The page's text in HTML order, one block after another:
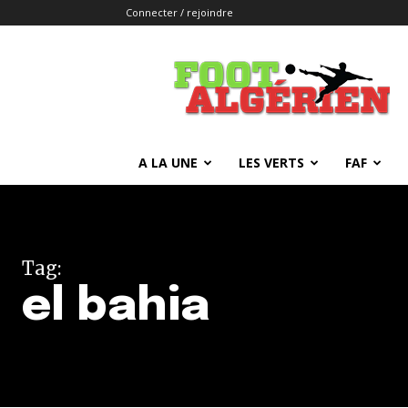
Connecter / rejoindre
FOOTALGERIEN
A LA UNE LES VERTS FAF
Tag:
el bahia